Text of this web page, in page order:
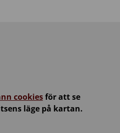
cookiesför att se
läge på kartan.